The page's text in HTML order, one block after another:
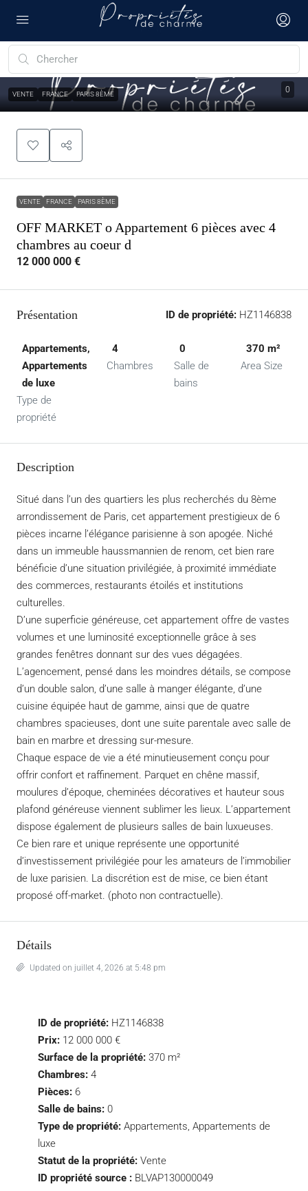
0
VENTE FRANCE PARIS 8ÈME
VENTE FRANCE PARIS 8ÈME
OFF MARKET o Appartement 6 pièces avec 4
chambres au coeur d
12 000 000 €
Présentation ID de propriété: HZ1146838
Appartements,
Appartements
de luxe
Type de
propriété
4
Chambres
0
Salle de
bains
370 m²
Area Size
Description
Situé dans l’un des quartiers les plus recherchés du 8ème
arrondissement de Paris, cet appartement prestigieux de 6
pièces incarne l’élégance parisienne à son apogée. Niché
dans un immeuble haussmannien de renom, cet bien rare
bénéficie d’une situation privilégiée, à proximité immédiate
des commerces, restaurants étoilés et institutions
culturelles.
D’une superficie généreuse, cet appartement offre de vastes
volumes et une luminosité exceptionnelle grâce à ses
grandes fenêtres donnant sur des vues dégagées.
L’agencement, pensé dans les moindres détails, se compose
d’un double salon, d’une salle à manger élégante, d’une
cuisine équipée haut de gamme, ainsi que de quatre
chambres spacieuses, dont une suite parentale avec salle de
bain en marbre et dressing sur-mesure.
Chaque espace de vie a été minutieusement conçu pour
offrir confort et raffinement. Parquet en chêne massif,
moulures d’époque, cheminées décoratives et hauteur sous
plafond généreuse viennent sublimer les lieux. L’appartement
dispose également de plusieurs salles de bain luxueuses.
Ce bien rare et unique représente une opportunité
d’investissement privilégiée pour les amateurs de l’immobilier
de luxe parisien. La discrétion est de mise, ce bien étant
proposé off-market. (photo non contractuelle).
Détails
Updated on juillet 4, 2026 at 5:48 pm
ID de propriété: HZ1146838
Prix: 12 000 000 €
Surface de la propriété: 370 m²
Chambres: 4
Pièces: 6
Salle de bains: 0
Type de propriété: Appartements, Appartements de
luxe
Statut de la propriété: Vente
ID propriété source : BLVAP130000049